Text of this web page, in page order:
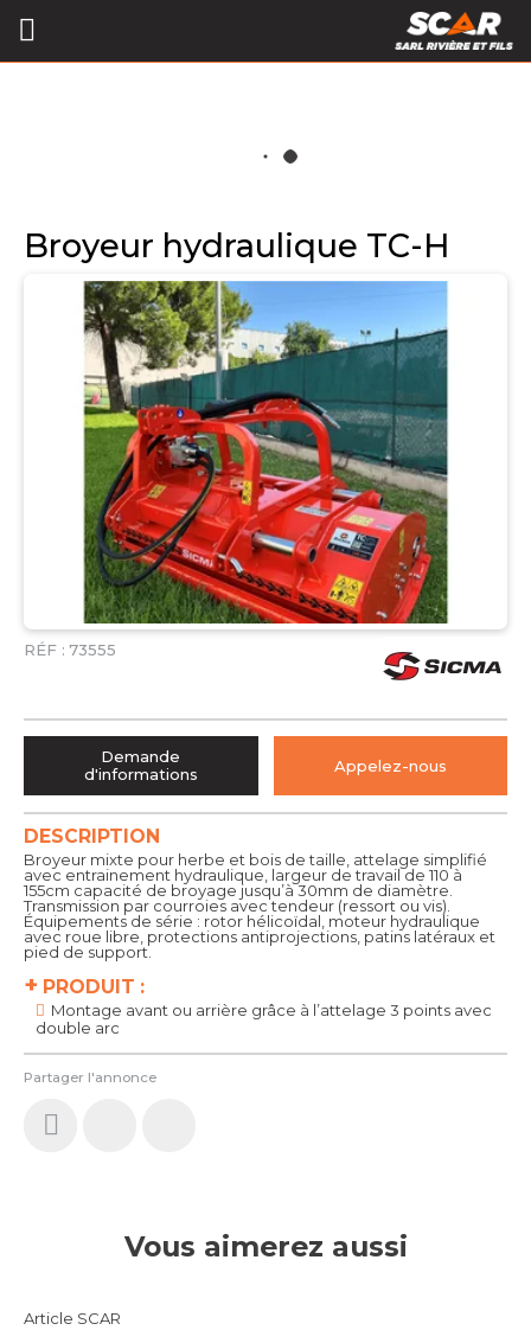
Broyeur hydraulique TC-H
RÉF : 73555
+ PRODUIT :
Montage avant ou arrière grâce à l’attelage 3 points avec
double arc
Partager l'annonce
DESCRIPTION
Broyeur mixte pour herbe et bois de taille, attelage simplifié
avec entrainement hydraulique, largeur de travail de 110 à
155cm capacité de broyage jusqu’à 30mm de diamètre.
Transmission par courroies avec tendeur (ressort ou vis).
Équipements de série : rotor hélicoïdal, moteur hydraulique
avec roue libre, protections antiprojections, patins latéraux et
pied de support.
Demande
d'informations
Appelez-nous
Vous aimerez aussi
Article SCAR